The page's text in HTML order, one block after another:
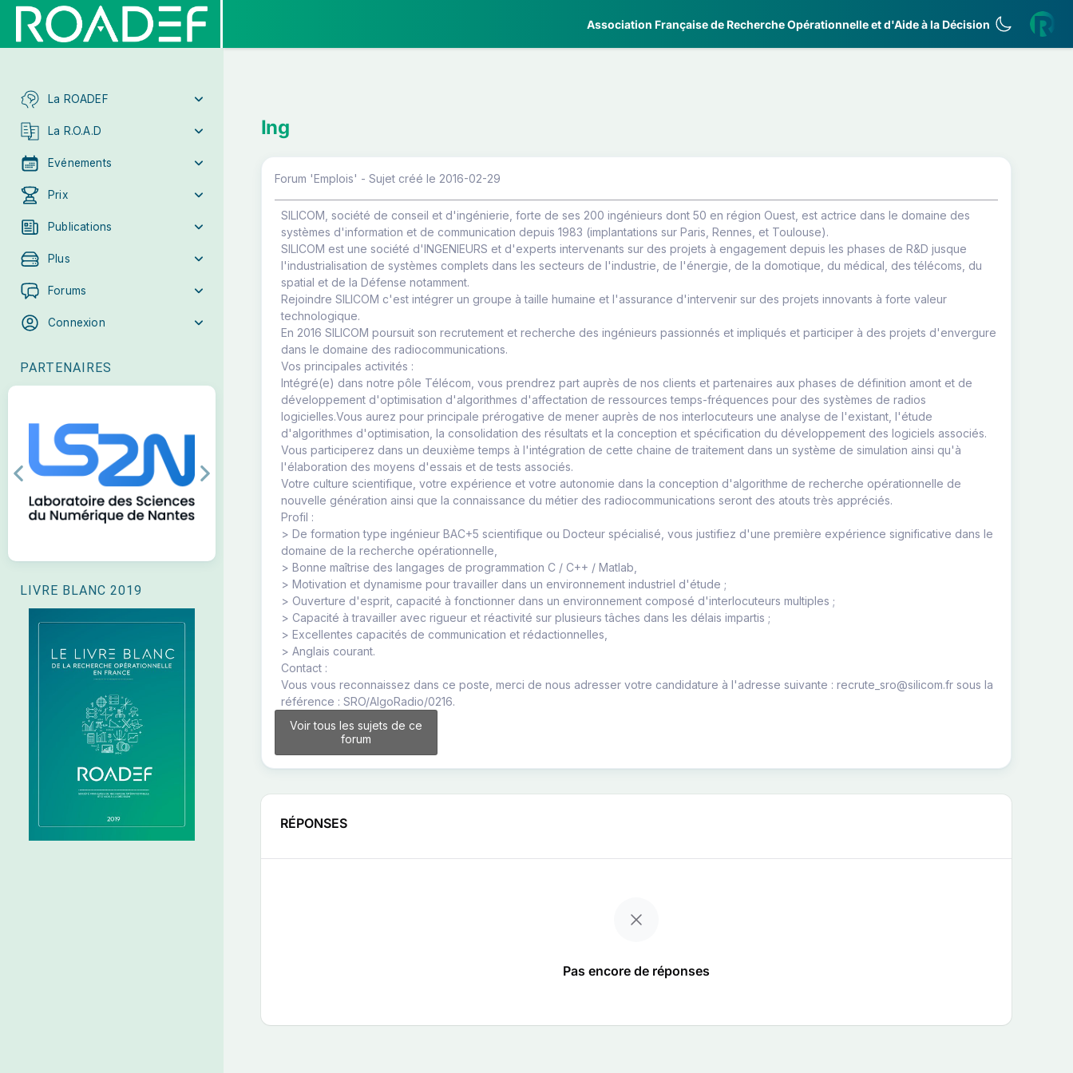
La ROADEF
La R.O.A.D
Evénements
Prix
Publications
Plus
Forums
Connexion
PARTENAIRES
Previous Next
LIVRE BLANC 2019
Association Française de Recherche Opérationnelle et d'Aide à la Décision
Ing
Forum 'Emplois' - Sujet créé le 2016-02-29
SILICOM, société de conseil et d'ingénierie, forte de ses 200 ingénieurs dont 50 en région Ouest, est actrice dans le domaine des
systèmes d'information et de communication depuis 1983 (implantations sur Paris, Rennes, et Toulouse).
SILICOM est une société d'INGENIEURS et d'experts intervenants sur des projets à engagement depuis les phases de R&D jusque
l'industrialisation de systèmes complets dans les secteurs de l'industrie, de l'énergie, de la domotique, du médical, des télécoms, du
spatial et de la Défense notamment.
Rejoindre SILICOM c'est intégrer un groupe à taille humaine et l'assurance d'intervenir sur des projets innovants à forte valeur
technologique.
En 2016 SILICOM poursuit son recrutement et recherche des ingénieurs passionnés et impliqués et participer à des projets d'envergure
dans le domaine des radiocommunications.
Vos principales activités :
Intégré(e) dans notre pôle Télécom, vous prendrez part auprès de nos clients et partenaires aux phases de définition amont et de
développement d'optimisation d'algorithmes d'affectation de ressources temps-fréquences pour des systèmes de radios
logicielles.Vous aurez pour principale prérogative de mener auprès de nos interlocuteurs une analyse de l'existant, l'étude
d'algorithmes d'optimisation, la consolidation des résultats et la conception et spécification du développement des logiciels associés.
Vous participerez dans un deuxième temps à l'intégration de cette chaine de traitement dans un système de simulation ainsi qu'à
l'élaboration des moyens d'essais et de tests associés.
Votre culture scientifique, votre expérience et votre autonomie dans la conception d'algorithme de recherche opérationnelle de
nouvelle génération ainsi que la connaissance du métier des radiocommunications seront des atouts très appréciés.
Profil :
> De formation type ingénieur BAC+5 scientifique ou Docteur spécialisé, vous justifiez d'une première expérience significative dans le
domaine de la recherche opérationnelle,
> Bonne maîtrise des langages de programmation C / C++ / Matlab,
> Motivation et dynamisme pour travailler dans un environnement industriel d'étude ;
> Ouverture d'esprit, capacité à fonctionner dans un environnement composé d'interlocuteurs multiples ;
> Capacité à travailler avec rigueur et réactivité sur plusieurs tâches dans les délais impartis ;
> Excellentes capacités de communication et rédactionnelles,
> Anglais courant.
Contact :
Vous vous reconnaissez dans ce poste, merci de nous adresser votre candidature à l'adresse suivante : recrute_sro@silicom.fr sous la
référence : SRO/AlgoRadio/0216.
Voir tous les sujets de ce
forum
RÉPONSES
Pas encore de réponses